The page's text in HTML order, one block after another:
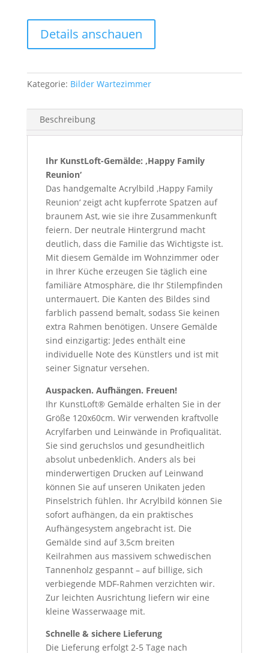
Details anschauen
Kategorie: Bilder Wartezimmer
Beschreibung
Ihr KunstLoft-Gemälde: ‚Happy Family
Reunion‘
Das handgemalte Acrylbild ‚Happy Family
Reunion‘ zeigt acht kupferrote Spatzen auf
braunem Ast, wie sie ihre Zusammenkunft
feiern. Der neutrale Hintergrund macht
deutlich, dass die Familie das Wichtigste ist.
Mit diesem Gemälde im Wohnzimmer oder
in Ihrer Küche erzeugen Sie täglich eine
familiäre Atmosphäre, die Ihr Stilempfinden
untermauert. Die Kanten des Bildes sind
farblich passend bemalt, sodass Sie keinen
extra Rahmen benötigen. Unsere Gemälde
sind einzigartig: Jedes enthält eine
individuelle Note des Künstlers und ist mit
seiner Signatur versehen.
Auspacken. Aufhängen. Freuen!
Ihr KunstLoft® Gemälde erhalten Sie in der
Größe 120x60cm. Wir verwenden kraftvolle
Acrylfarben und Leinwände in Profiqualität.
Sie sind geruchslos und gesundheitlich
absolut unbedenklich. Anders als bei
minderwertigen Drucken auf Leinwand
können Sie auf unseren Unikaten jeden
Pinselstrich fühlen. Ihr Acrylbild können Sie
sofort aufhängen, da ein praktisches
Aufhängesystem angebracht ist. Die
Gemälde sind auf 3,5cm breiten
Keilrahmen aus massivem schwedischen
Tannenholz gespannt – auf billige, sich
verbiegende MDF-Rahmen verzichten wir.
Zur leichten Ausrichtung liefern wir eine
kleine Wasserwaage mit.
Schnelle & sichere Lieferung
Die Lieferung erfolgt 2-5 Tage nach